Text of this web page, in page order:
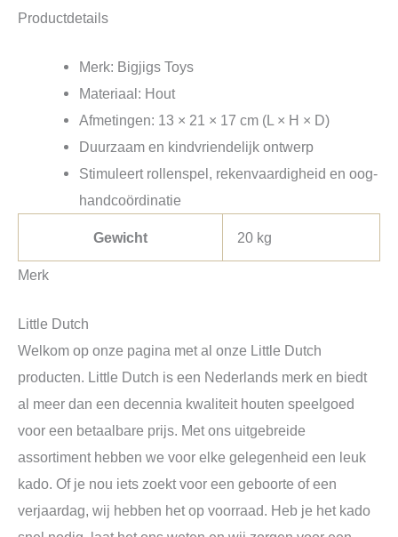
Productdetails
Merk: Bigjigs Toys
Materiaal: Hout
Afmetingen: 13 × 21 × 17 cm (L × H × D)
Duurzaam en kindvriendelijk ontwerp
Stimuleert rollenspel, rekenvaardigheid en oog-
handcoördinatie
Gewicht 20 kg
Merk
Little Dutch
Welkom op onze pagina met al onze Little Dutch
producten. Little Dutch is een Nederlands merk en biedt
al meer dan een decennia kwaliteit houten speelgoed
voor een betaalbare prijs. Met ons uitgebreide
assortiment hebben we voor elke gelegenheid een leuk
kado. Of je nou iets zoekt voor een geboorte of een
verjaardag, wij hebben het op voorraad. Heb je het kado